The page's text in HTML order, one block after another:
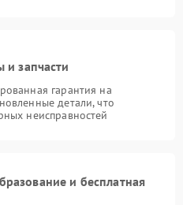
и запчасти
гарантия на
детали, что
неисправностей
и бесплатная